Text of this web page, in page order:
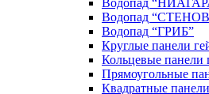
Водопад
Водопад “ГРИБ”
Круглые панели
Кольцевые панели
Прямоугольные
Квадратные панели